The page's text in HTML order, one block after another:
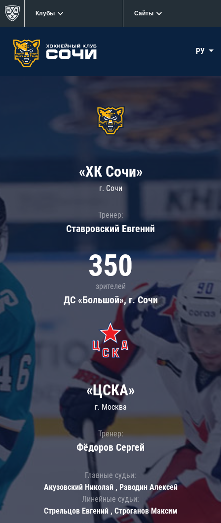
Клубы Сайты
РУ
«ХК Сочи»
г. Сочи
Тренер:
Ставровский Евгений
350
зрителей
ДС «Большой», г. Сочи
«ЦСКА»
г. Москва
Тренер:
Фёдоров Сергей
Главные судьи:
Акузовский Николай , Раводин Алексей
Линейные судьи:
Стрельцов Евгений , Строганов Максим